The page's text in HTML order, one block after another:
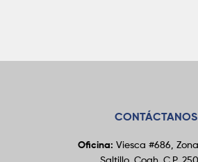
CONTÁCTANOS
Oficina: Viesca #686,